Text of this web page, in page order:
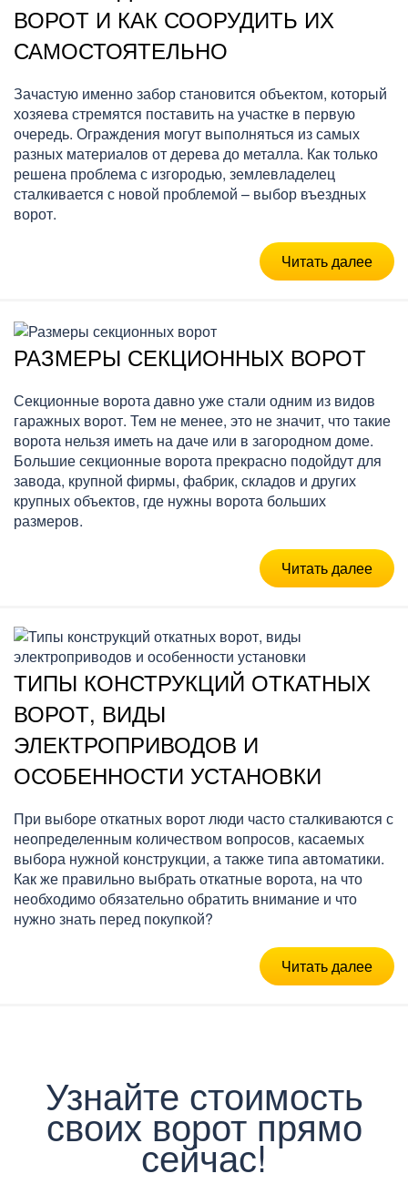
ВОРОТ И КАК СООРУДИТЬ ИХ
САМОСТОЯТЕЛЬНО
Зачастую именно забор становится объектом, который
хозяева стремятся поставить на участке в первую
очередь. Ограждения могут выполняться из самых
разных материалов от дерева до металла. Как только
решена проблема с изгородью, землевладелец
сталкивается с новой проблемой – выбор въездных
ворот.
Читать далее
РАЗМЕРЫ СЕКЦИОННЫХ ВОРОТ
Секционные ворота давно уже стали одним из видов
гаражных ворот. Тем не менее, это не значит, что такие
ворота нельзя иметь на даче или в загородном доме.
Большие секционные ворота прекрасно подойдут для
завода, крупной фирмы, фабрик, складов и других
крупных объектов, где нужны ворота больших
размеров.
Читать далее
ТИПЫ КОНСТРУКЦИЙ ОТКАТНЫХ
ВОРОТ, ВИДЫ
ЭЛЕКТРОПРИВОДОВ И
ОСОБЕННОСТИ УСТАНОВКИ
При выборе откатных ворот люди часто сталкиваются с
неопределенным количеством вопросов, касаемых
выбора нужной конструкции, а также типа автоматики.
Как же правильно выбрать откатные ворота, на что
необходимо обязательно обратить внимание и что
нужно знать перед покупкой?
Читать далее
Узнайте стоимость
своих ворот прямо
сейчас!